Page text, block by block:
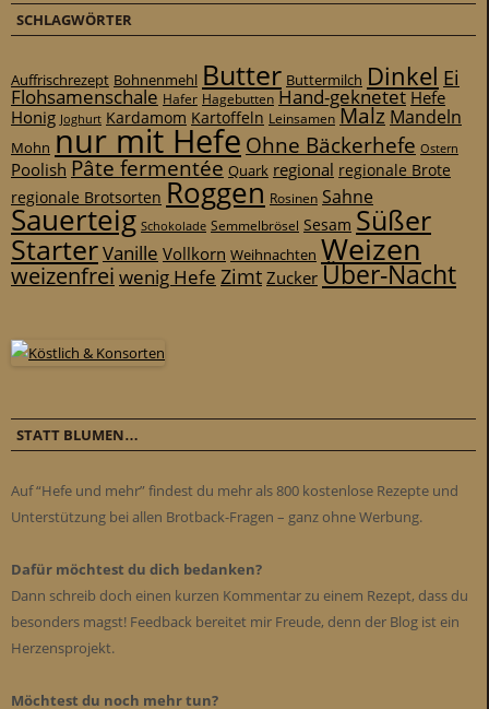
SCHLAGWÖRTER
Auffrischrezept Bohnenmehl Butter Buttermilch Dinkel Ei
Flohsamenschale Hafer Hagebutten Hand-geknetet Hefe
Honig Joghurt Kardamom Kartoffeln Leinsamen Malz Mandeln
Mohn nur mit Hefe Ohne Bäckerhefe Ostern
Poolish Pâte fermentée Quark regional regionale Brote
regionale Brotsorten Roggen Rosinen Sahne
Sauerteig Schokolade Semmelbrösel Sesam Süßer
StarterVanille Vollkorn Weihnachten Weizen
weizenfrei wenig Hefe ZimtZuckerÜber-Nacht
STATT BLUMEN…
Auf “Hefe und mehr” findest du mehr als 800 kostenlose Rezepte und
Unterstützung bei allen Brotback-Fragen – ganz ohne Werbung.
Dafür möchtest du dich bedanken?
Dann schreib doch einen kurzen Kommentar zu einem Rezept, dass du
besonders magst! Feedback bereitet mir Freude, denn der Blog ist ein
Herzensprojekt.
Möchtest du noch mehr tun?